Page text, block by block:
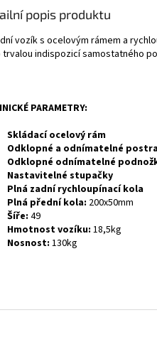
popis produktu
vozík s ocelovým rámem a
trvalou indispozicí samostatného
PARAMETRY:
Skládací ocelový rám
Odklopné a odnímatelné
Odklopné odnímatelné
Nastavitelné stupačky
Plná zadní rychloupínací kola
Plná přední kola: 200x50mm
Šíře: 49
Hmotnost vozíku: 18,5kg
Nosnost: 130kg